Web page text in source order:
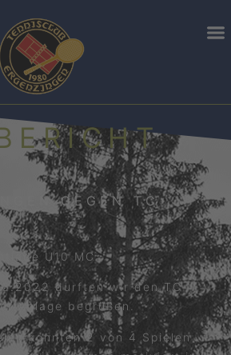
GEGEN TC
U10 MC
durften wir den TC
Anlage begrüßen.
konnten 2 von 4 Spielen